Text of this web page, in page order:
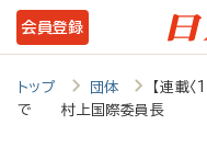
メ
イ
会員登録
トップ 団体
【連載
で 村上国際委員長